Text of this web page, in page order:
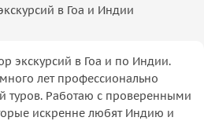
в Гоа и Индии
экскурсий в Гоа и по Индии.
лет профессионально
туров. Работаю с проверенными
искренне любят Индию и